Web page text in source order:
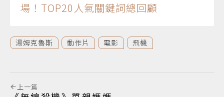
場！TOP20人氣關鍵詞總回顧
湯姆克魯斯 動作片 電影 飛機
上一篇